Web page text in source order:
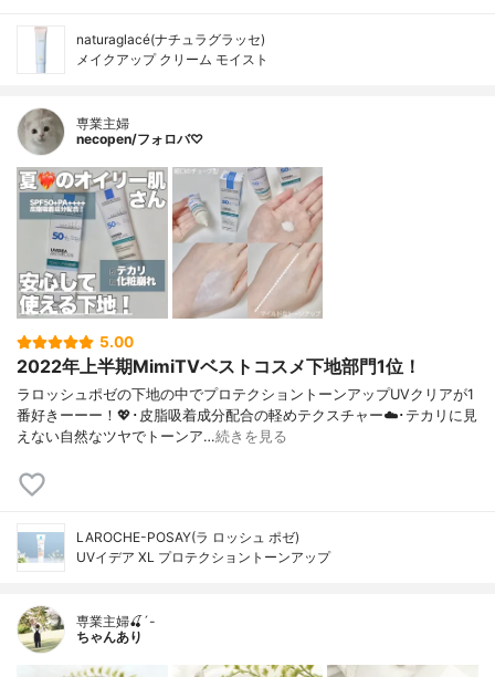
naturaglacé(ナチュラグラッセ)
メイクアップ クリーム モイスト
専業主婦
necopen/フォロバ♡
5.00
2022年上半期MimiTVベストコスメ下地部門1位！
ラロッシュポゼの下地の中でプロテクショントーンアップUVクリアが1
番好きーーー！💖･皮脂吸着成分配合の軽めテクスチャー☁️･テカリに見
えない自然なツヤでトーンア…続きを見る
LAROCHE-POSAY(ラ ロッシュ ポゼ)
UVイデア XL プロテクショントーンアップ
専業主婦🍒´-
ちゃんあり